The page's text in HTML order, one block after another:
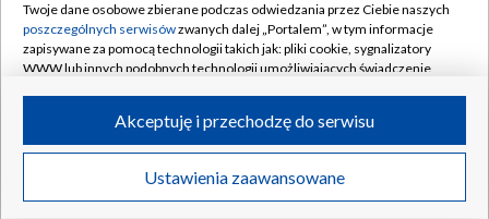
Rada Programowa
System NOS
Informacje o nadawcy
Program dla prasy
Ogłoszenie przetargowe
Kontakt
Kanały
©2026 Telewizja Polska S.A. w likwidacji
Twoje dane osobowe zbierane podczas odwiedzania przez Ciebie naszych
poszczególnych serwisówzwanych dalej „Portalem”, w tym informacje
zapisywane za pomocą technologii takich jak: pliki cookie, sygnalizatory
WWW lub innych podobnych technologii umożliwiających świadczenie
ruchu w Internecie.
Twoje dane osobowe zbierane podczas odwiedzania przez Ciebie
poszczególnych serwisówna Portalu, takie jak adresy IP, identyfikatory
Ustawienia zaawansowane
Akceptuję i przechodzę do serwisu